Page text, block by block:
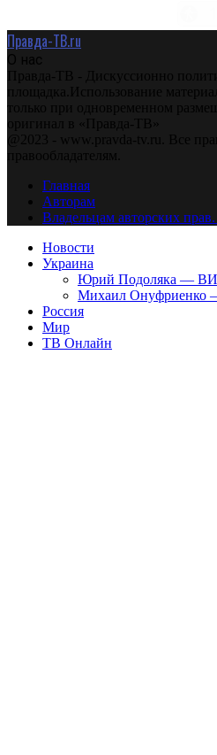
Правда-ТВ.ru
О нас
Правда-ТВ - Дискуссионно
площадка.Использование
только при одновременном
оригинал в «Правда-ТВ»
@2023 - www.pravda-tv.ru. Все
правообладателям.
Главная
Авторам
Владельцам авторских
Новости
Украина
Юрий Подоляка —
Михаил Онуфриенко
Россия
Мир
ТВ Онлайн